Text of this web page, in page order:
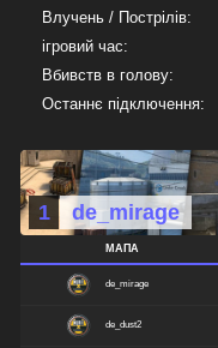
Влучень / Пострілів:
ігровий час:
Вбивств в голову:
Останнє підключення:
1 de_mirage
МАПА
de_mirage
de_dust2